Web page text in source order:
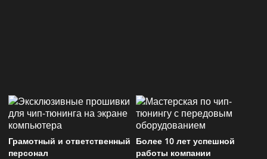
Грамотный и ответственный
персонал
Более 10 лет успешной
работы компании